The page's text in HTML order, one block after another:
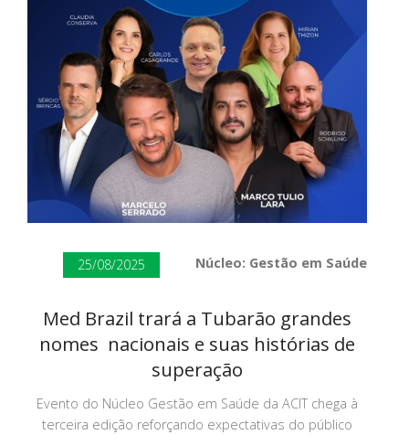
25/08/2025 Núcleo: Gestão em Saúde
Med Brazil trará a Tubarão grandes
nomes nacionais e suas histórias de
superação
Evento do Núcleo Gestão em Saúde da ACIT chega à
terceira edição reforçando expectativas do público